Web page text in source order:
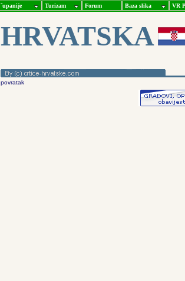
ˇupanije Turizam Forum Baza slika VR
HRVATSKA
povratak